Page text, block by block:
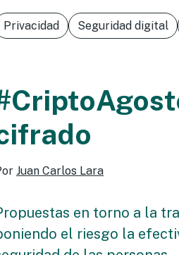
Privacidad Seguridad digital
Juan Carlos Lara
en torno a la
el riesgo la